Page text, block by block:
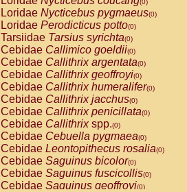
PitheciidaeCacajao calvus
PitheciidaeCallicebus cupreus
PitheciidaeCallicebus donacophilus
PitheciidaeCallicebus moloch
PitheciidaeCallicebus torquatus
PitheciidaeCallicebusspp.(0)
PitheciidaeChiropotes satanas(0)
PitheciidaePithecia monachus
PitheciidaePithecia pithecia(0)
CercopithecidaeCercocebus agilis
CercopithecidaeCercocebus
CercopithecidaeCercocebus
CercopithecidaeCercocebus
CercopithecidaeCercocebus
CercopithecidaeCercocebushybrid
(0)
Loridae Nycticebus pygmaeus(0)
Loridae Perodicticus potto(0)
Tarsiidae Tarsius syrichta(0)
Cebidae Callimico goeldii(0)
Cebidae Callithrix argentata(0)
Cebidae Callithrix geoffroyi(0)
Cebidae Callithrix humeralifer(0)
Cebidae Callithrix jacchus(0)
Cebidae Callithrix penicillata(0)
Cebidae Callithrixspp.(0)
Cebidae Cebuella pygmaea(0)
Cebidae Leontopithecus rosalia(0)
Cebidae Saguinus bicolor(0)
Cebidae Saguinus fuscicollis(0)
Cebidae Saguinus geoffroyi(0)